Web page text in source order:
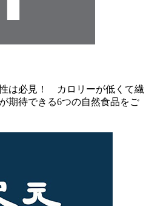
は必見！ カロリーが低くて繊
期待できる6つの自然食品をご